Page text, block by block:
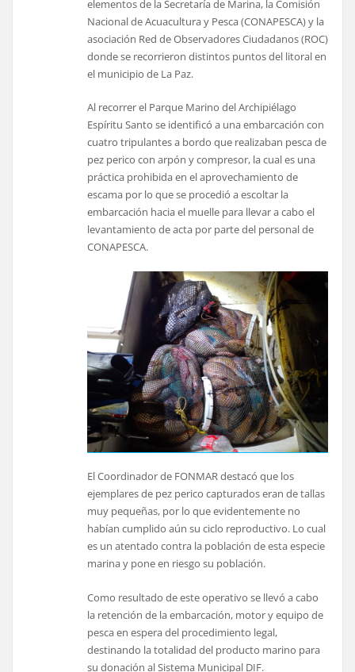
elementos de la Secretaría de Marina, la Comisión
Nacional de Acuacultura y Pesca (CONAPESCA) y la
asociación Red de Observadores Ciudadanos (ROC)
donde se recorrieron distintos puntos del litoral en
el municipio de La Paz.
Al recorrer el Parque Marino del Archipiélago
Espíritu Santo se identificó a una embarcación con
cuatro tripulantes a bordo que realizaban pesca de
pez perico con arpón y compresor, la cual es una
práctica prohibida en el aprovechamiento de
escama por lo que se procedió a escoltar la
embarcación hacia el muelle para llevar a cabo el
levantamiento de acta por parte del personal de
CONAPESCA.
El Coordinador de FONMAR destacó que los
ejemplares de pez perico capturados eran de tallas
muy pequeñas, por lo que evidentemente no
habían cumplido aún su ciclo reproductivo. Lo cual
es un atentado contra la población de esta especie
marina y pone en riesgo su población.
Como resultado de este operativo se llevó a cabo
la retención de la embarcación, motor y equipo de
pesca en espera del procedimiento legal,
destinando la totalidad del producto marino para
su donación al Sistema Municipal DIF.